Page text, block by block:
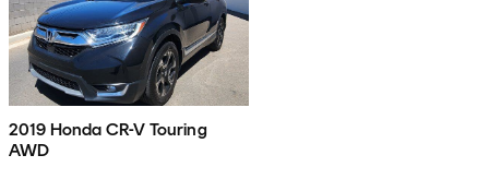
2019 Honda CR-V Touring
AWD